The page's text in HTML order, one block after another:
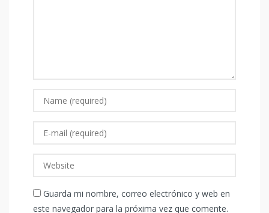
Guarda mi nombre, correo electrónico y web en
este navegador para la próxima vez que comente.